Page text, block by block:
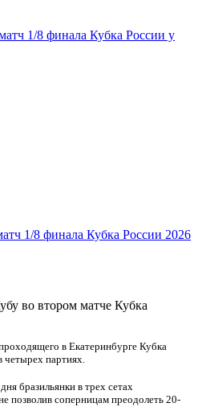
1/8 финала Кубка России у
1/8 финала Кубка России 2026
во втором матче Кубка
в Екатеринбурге Кубка
четырех партиях.
бразильянки в трех сетах
позволив соперницам преодолеть 20-